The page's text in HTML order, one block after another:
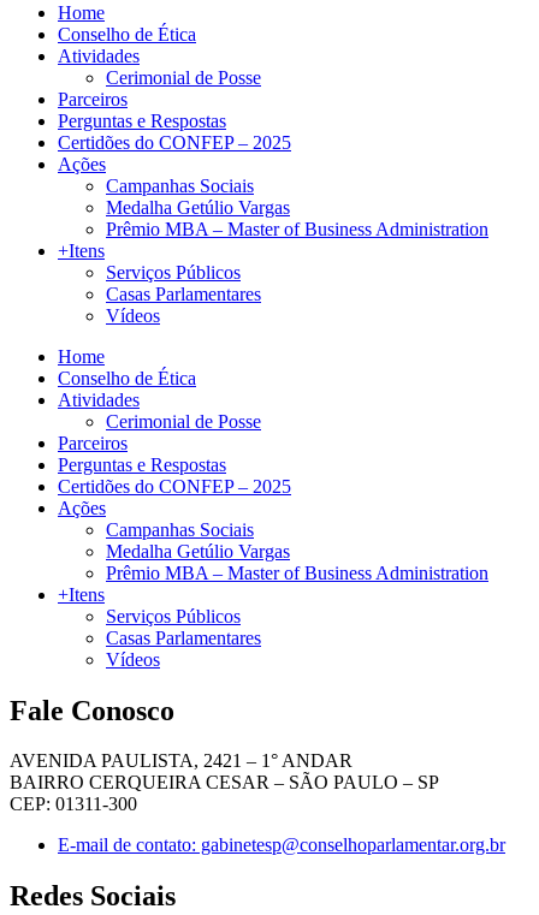
Home
Conselho de Ética
Atividades
Cerimonial de Posse
Parceiros
Perguntas e Respostas
Certidões do CONFEP – 2025
Ações
Campanhas Sociais
Medalha Getúlio Vargas
Prêmio MBA – Master of Business Administration
+Itens
Serviços Públicos
Casas Parlamentares
Vídeos
Home
Conselho de Ética
Atividades
Cerimonial de Posse
Parceiros
Perguntas e Respostas
Certidões do CONFEP – 2025
Ações
Campanhas Sociais
Medalha Getúlio Vargas
Prêmio MBA – Master of Business Administration
+Itens
Serviços Públicos
Casas Parlamentares
Vídeos
Fale Conosco
AVENIDA PAULISTA, 2421 – 1° ANDAR
BAIRRO CERQUEIRA CESAR – SÃO PAULO – SP
CEP: 01311-300
E-mail de contato: gabinetesp@conselhoparlamentar.org.br
Redes Sociais